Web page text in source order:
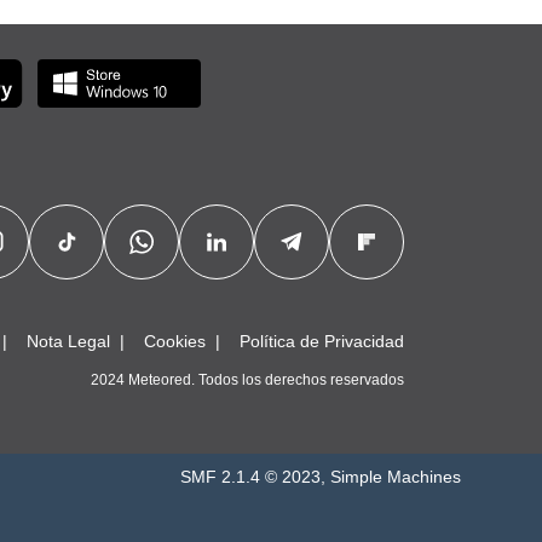
Nota Legal Cookies Política de Privacidad
2024 Meteored. Todos los derechos reservados
SMF 2.1.4 © 2023, Simple Machines